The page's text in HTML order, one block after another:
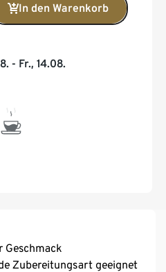
In den Warenkorb
- Fr., 14.08.
Geschmack
Zubereitungsart geeignet